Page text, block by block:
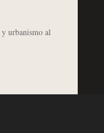
urbanismo al